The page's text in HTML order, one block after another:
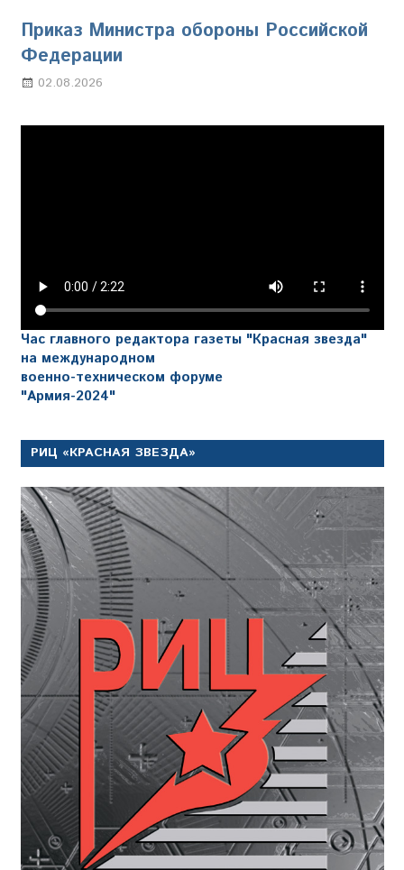
Приказ Министра обороны Российской
Федерации
02.08.2026
Час главного редактора газеты "Красная звезда"
на международном
военно-техническом форуме
"Армия-2024"
РИЦ «КРАСНАЯ ЗВЕЗДА»